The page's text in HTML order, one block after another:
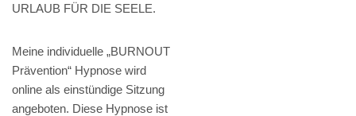
URLAUB FÜR DIE SEELE.
Meine individuelle „BURNOUT
Prävention“ Hypnose wird
online als einstündige Sitzung
angeboten. Diese Hypnose ist